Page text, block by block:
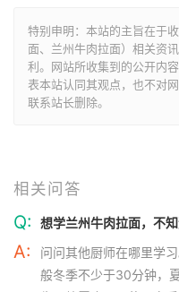
特别申明：本站的主旨在于
面、兰州牛肉拉面）相关资
利。网站所收集到的公开内
表本站认同其观点，也不对
联系站长删除。
相关问答
Q: 想学兰州牛肉拉面，不知
A:
问问其他厨师在哪里学
般冬季不少于30分钟，